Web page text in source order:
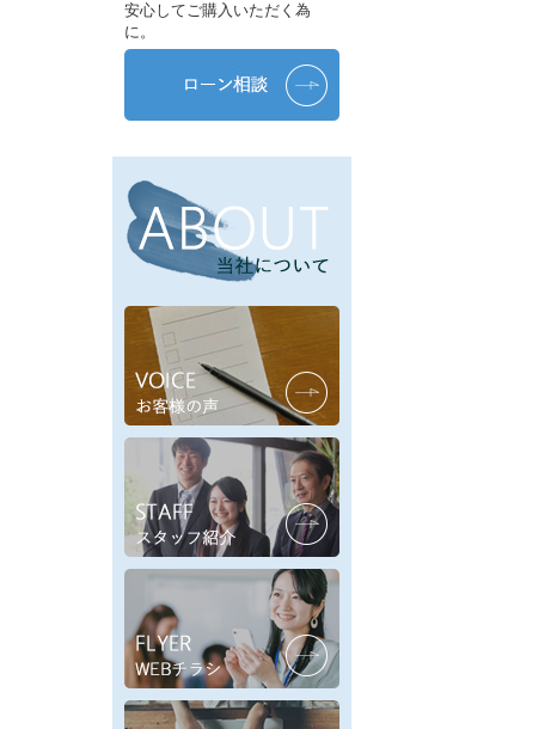
安心してご購入いただく為
に。